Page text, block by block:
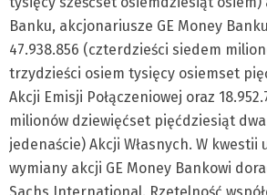
Banku, akcjonariusze GE Money
47.938.856 (czterdzieści siedem
trzydzieści osiem tysięcy osiemset
Akcji Emisji Połączeniowej oraz
milionów dziewięćset pięćdziesiąt
jedenaście) Akcji Własnych. W
wymiany akcji GE Money Bankowi